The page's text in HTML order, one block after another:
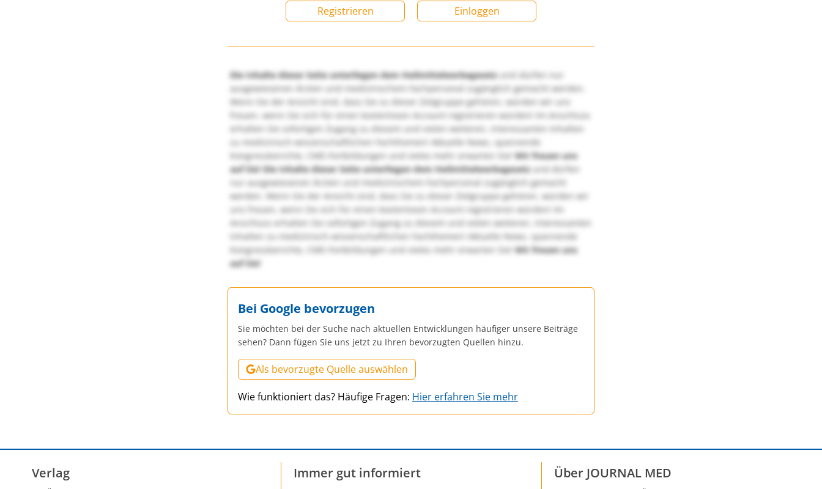
Registrieren Einloggen
Die Inhalte dieser Seite unterliegen dem Heilmittelwerbegesetzund dürfen nur
ausgewiesenen Ärzten und medizinischem Fachpersonal zugänglich gemacht werden.
Wenn Sie der Ansicht sind, dass Sie zu dieser Zielgruppe gehören, würden wir uns
freuen, wenn Sie sich für einen kostenlosen Account registrieren würden! Im Anschluss
erhalten Sie sofortigen Zugang zu diesem und vielen weiteren, interessanten Inhalten
zu medizinisch-wissenschaftlichen Fachthemen! Aktuelle News, spannende
Kongressberichte, CME-Fortbildungen und vieles mehr erwarten Sie!Wir freuen uns
auf Sie! Die Inhalte dieser Seite unterliegen dem Heilmittelwerbegesetzund dürfen
nur ausgewiesenen Ärzten und medizinischem Fachpersonal zugänglich gemacht
werden. Wenn Sie der Ansicht sind, dass Sie zu dieser Zielgruppe gehören, würden wir
uns freuen, wenn Sie sich für einen kostenlosen Account registrieren würden! Im
Anschluss erhalten Sie sofortigen Zugang zu diesem und vielen weiteren, interessanten
Inhalten zu medizinisch-wissenschaftlichen Fachthemen! Aktuelle News, spannende
Kongressberichte, CME-Fortbildungen und vieles mehr erwarten Sie! Wir freuen uns
auf Sie!
Bei Google bevorzugen
Sie möchten bei der Suche nach aktuellen Entwicklungen häufiger unsere Beiträge
sehen? Dann fügen Sie uns jetzt zu Ihren bevorzugten Quellen hinzu.
Als bevorzugte Quelle auswählen
Wie funktioniert das? Häufige Fragen: Hier erfahren Sie mehr
Verlag Immer gut informiert Über JOURNAL MED